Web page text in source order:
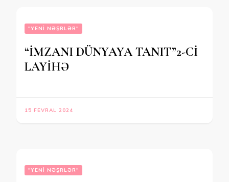
"YENI NƏŞRLƏR"
“İMZANI DÜNYAYA TANIT”2-Cİ
LAYİHƏ
15 FEVRAL 2024
"YENI NƏŞRLƏR"